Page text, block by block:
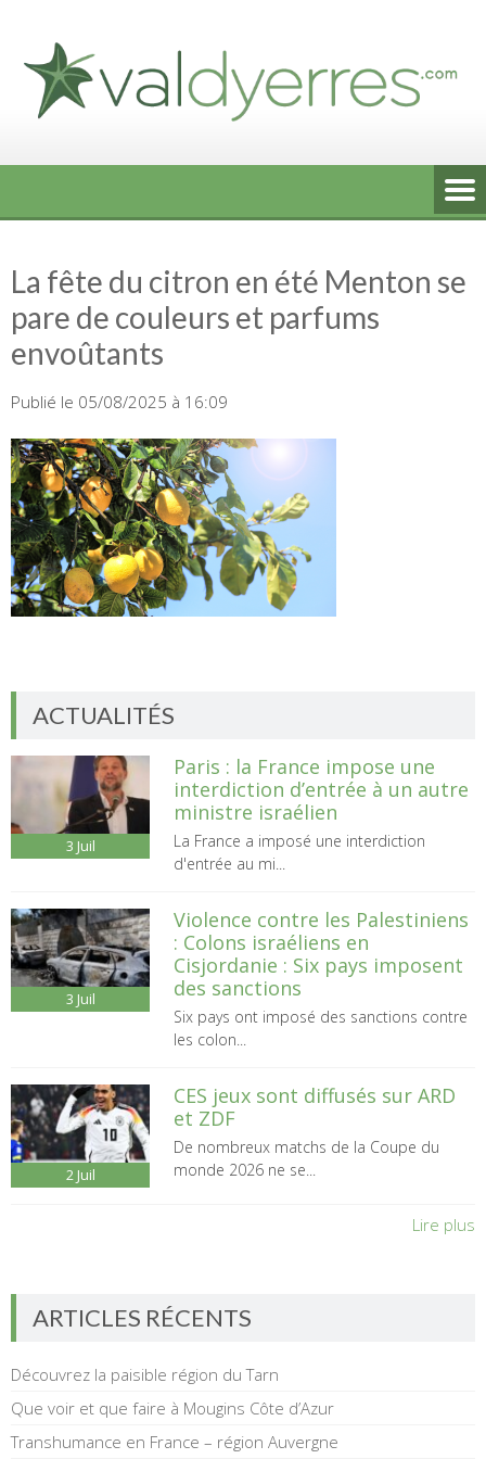
content
La fête du citron en été Menton se
pare de couleurs et parfums
envoûtants
Publié le 05/08/2025 à 16:09
ACTUALITÉS
3 Juil
Paris : la France impose une
interdiction d’entrée à un autre
ministre israélien
La France a imposé une interdiction
d'entrée au mi...
3 Juil
Violence contre les Palestiniens
: Colons israéliens en
Cisjordanie : Six pays imposent
des sanctions
Six pays ont imposé des sanctions contre
les colon...
2 Juil
CES jeux sont diffusés sur ARD
et ZDF
De nombreux matchs de la Coupe du
monde 2026 ne se...
Lire plus
ARTICLES RÉCENTS
Découvrez la paisible région du Tarn
Que voir et que faire à Mougins Côte d’Azur
Transhumance en France – région Auvergne